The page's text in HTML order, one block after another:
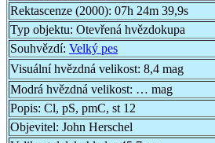
Rektascenze (2000): 07h 24m 39,9s
Typ objektu: Otevřená hvězdokupa
Souhvězdí: Velký pes
Visuální hvězdná velikost: 8,4 mag
Modrá hvězdná velikost: … mag
Popis: Cl, pS, pmC, st 12
Objevitel: John Herschel